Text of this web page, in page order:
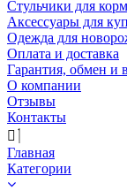
Стульчики для
Аксессуары для
Одежда для
Оплата и доставка
Гарантия, обмен и
О компании
Отзывы
Контакты
Главная
Категории